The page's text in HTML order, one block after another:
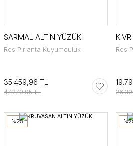
SARMAL ALTIN YÜZÜK
Res Pırlanta Kuyumculuk
35.459,96 TL
47.279,95 TL
Res
%25